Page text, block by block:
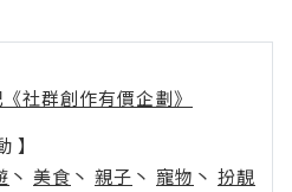
社群創作有價企劃》
】
丶 美食 丶 親子 丶 寵物 丶 扮靚